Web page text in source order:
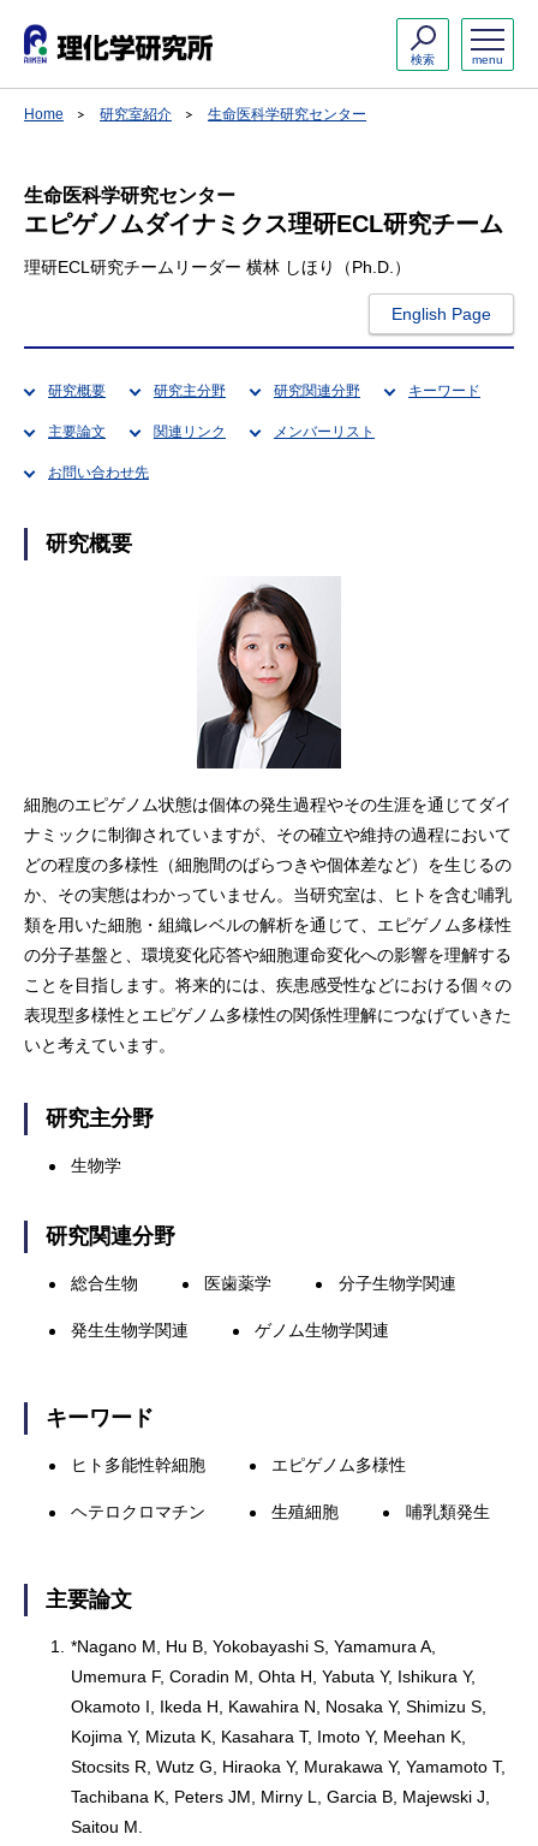
menu
検索
Home 研究室紹介 生命医科学研究センター
生命医科学研究センター
エピゲノムダイナミクス理研ECL研究チーム
理研ECL研究チームリーダー 横林 しほり（Ph.D.）
English Page
研究概要 研究主分野 研究関連分野 キーワード
主要論文 関連リンク メンバーリスト
お問い合わせ先
研究概要
細胞のエピゲノム状態は個体の発生過程やその生涯を通じてダイ
ナミックに制御されていますが、その確立や維持の過程において
どの程度の多様性（細胞間のばらつきや個体差など）を生じるの
か、その実態はわかっていません。当研究室は、ヒトを含む哺乳
類を用いた細胞・組織レベルの解析を通じて、エピゲノム多様性
の分子基盤と、環境変化応答や細胞運命変化への影響を理解する
ことを目指します。将来的には、疾患感受性などにおける個々の
表現型多様性とエピゲノム多様性の関係性理解につなげていきた
いと考えています。
研究主分野
生物学
研究関連分野
総合生物 医歯薬学 分子生物学関連
発生生物学関連 ゲノム生物学関連
キーワード
ヒト多能性幹細胞 エピゲノム多様性
ヘテロクロマチン 生殖細胞 哺乳類発生
主要論文
1.
*Nagano M, Hu B, Yokobayashi S, Yamamura A,
Umemura F, Coradin M, Ohta H, Yabuta Y, Ishikura Y,
Okamoto I, Ikeda H, Kawahira N, Nosaka Y, Shimizu S,
Kojima Y, Mizuta K, Kasahara T, Imoto Y, Meehan K,
Stocsits R, Wutz G, Hiraoka Y, Murakawa Y, Yamamoto T,
Tachibana K, Peters JM, Mirny L, Garcia B, Majewski J,
Saitou M.